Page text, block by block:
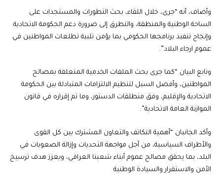
وأضاف، أنه “جرى، خلال اللقاء، بحث التطورات والمستجدات على
الساحة الوطنية والمنطقة، والتطرق إلى ضرورة دعم الحكومة الاتحادية
وإنجاح تنفيذ برنامجها الحكومي بما يؤمن تلبية تطلعات المواطنين في
عموم ارجاء البلاد”.
وتابع البيان “كما جرى بحث الملفات الخدمية المتعلقة بمصالح
المواطنين، وأفضل السبل لتنظيم الالتزامات المتبادلة بين الحكومة
الاتحادية والإقليم، وفق منطلقات الدستور، وما تم إقراره في قانون
الموازنة العامة الاتحادية”.
وأكد الجانبان “أهمية التكاتف والتعاون المشترك بين كل القوى
والأطراف السياسية، من أجل مواجهة التحديات وإزالة الصعوبات في
البلد، بما يحقق مصالح عموم أبناء شعبنا العراقي، ويعزز هدف ترسيخ
الأمن والاستقرار والسيادة الوطنية